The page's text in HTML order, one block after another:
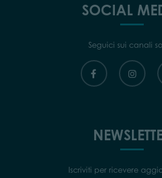
SOCIAL
Seguici sui canali
Iscriviti per ricevere